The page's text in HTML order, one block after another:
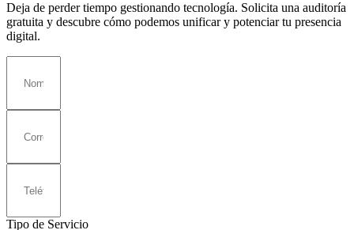
Deja de perder tiempo gestionando tecnología. Solicita una auditoría
gratuita y descubre cómo podemos unificar y potenciar tu presencia
digital.
Tipo de Servicio